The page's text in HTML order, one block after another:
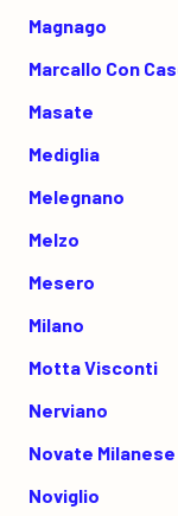
Magnago
Marcallo Con
Masate
Mediglia
Melegnano
Melzo
Mesero
Milano
Motta Visconti
Nerviano
Novate Milanese
Noviglio